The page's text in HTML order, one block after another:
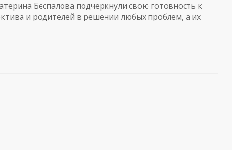
Беспалова подчеркнули свою готовность к
и родителей в решении любых проблем, а их